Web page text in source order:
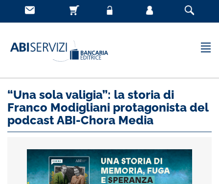
“Una sola valigia”: la storia di
Franco Modigliani protagonista del
podcast ABI-Chora Media